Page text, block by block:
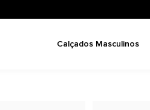
Calçados Masculinos